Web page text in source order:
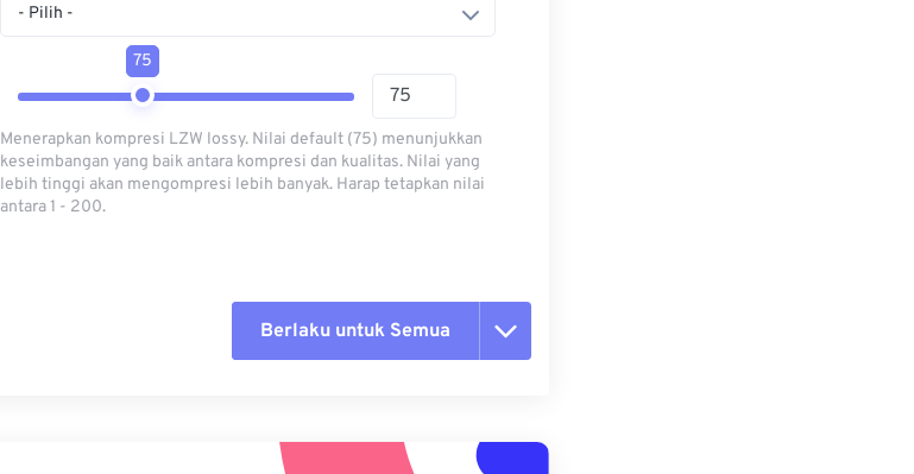
- Pilih -
75
Menerapkan kompresi LZW lossy. Nilai default (75) menunjukkan
keseimbangan yang baik antara kompresi dan kualitas. Nilai yang
lebih tinggi akan mengompresi lebih banyak. Harap tetapkan nilai
antara 1 - 200.
Berlaku untuk Semua
Terapkan dari Preset